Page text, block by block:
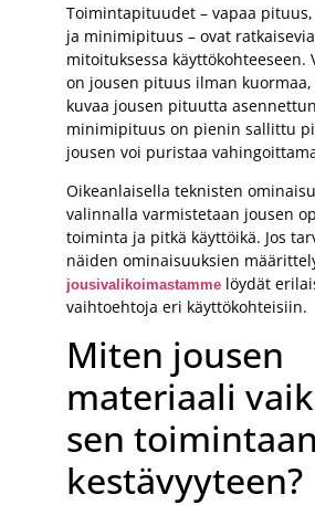
Toimintapituudet – vapaa
ja minimipituus – ovat
mitoituksessa käyttökohteeseen.
on jousen pituus ilman
kuvaa jousen pituutta
minimipituus on pienin sallittu
jousen voi puristaa
Oikeanlaisella teknisten
valinnalla varmistetaan jousen
toiminta ja pitkä käyttöikä. Jos
näiden ominaisuuksien
jousivalikoimastamme löydät
vaihtoehtoja eri käyttökohteisiin.
Miten jousen
materiaali
sen
kestävyyteen?